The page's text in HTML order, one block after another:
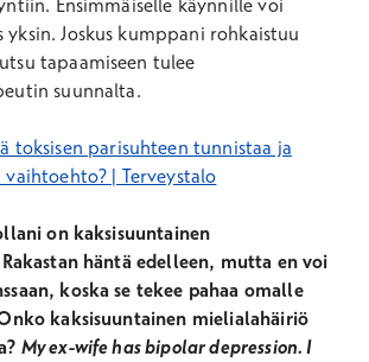
Ensimmäiselle käynnille voi
yksin. Joskus kumppani rohkaistuu
tapaamiseen tulee
suunnalta.
toksisen parisuhteen tunnistaa ja
| Terveystalo
on kaksisuuntainen
häntä edelleen, mutta en voi
koska se tekee pahaa omalle
kaksisuuntainen mielialahäiriö
My ex-wife has bipolar depression. I